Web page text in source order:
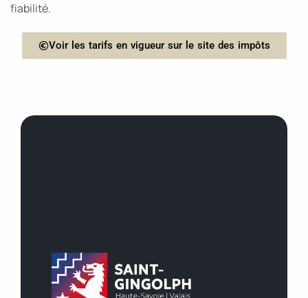
fiabilité.
Voir les tarifs en vigueur sur le site des impôts